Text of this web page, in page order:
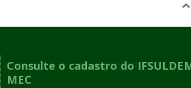
Consulte o cadastro do
MEC